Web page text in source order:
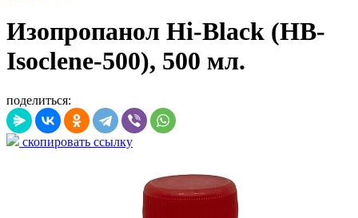
Изопропанол Hi-Black (HB-
Isoclene-500), 500 мл.
поделиться:
скопировать ссылку